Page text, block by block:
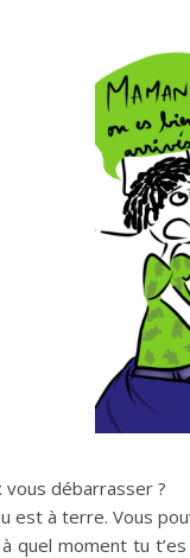
vous débarrasser ?
est à terre. Vous
quel moment tu